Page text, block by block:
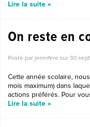
Lire la suite »
On reste en
Posté par jennifere sur 30
Cette année scolaire,
mois maximum) dans
actions préférés. Pour
Lire la suite »